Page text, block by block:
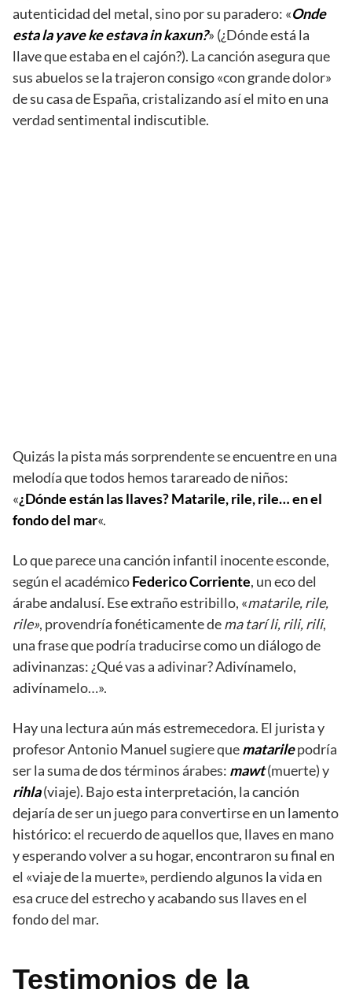
autenticidad del metal, sino por su paradero: «Onde
esta la yave ke estava in kaxun?» (¿Dónde está la
llave que estaba en el cajón?). La canción asegura que
sus abuelos se la trajeron consigo «con grande dolor»
de su casa de España, cristalizando así el mito en una
verdad sentimental indiscutible.
Quizás la pista más sorprendente se encuentre en una
melodía que todos hemos tarareado de niños:
«¿Dónde están las llaves? Matarile, rile, rile… en el
fondo del mar«.
Lo que parece una canción infantil inocente esconde,
según el académicoFederico Corriente, un eco del
árabe andalusí. Ese extraño estribillo, «matarile, rile,
rile», provendría fonéticamente dema tarí li, rili, rili,
una frase que podría traducirse como un diálogo de
adivinanzas: ¿Qué vas a adivinar? Adivínamelo,
adivínamelo…».
Hay una lectura aún más estremecedora. El jurista y
profesor Antonio Manuel sugiere quematarilepodría
ser la suma de dos términos árabes: mawt(muerte) y
rihla(viaje). Bajo esta interpretación, la canción
dejaría de ser un juego para convertirse en un lamento
histórico: el recuerdo de aquellos que, llaves en mano
y esperando volver a su hogar, encontraron su final en
el «viaje de la muerte», perdiendo algunos la vida en
esa cruce del estrecho y acabando sus llaves en el
fondo del mar.
Testimonios de la